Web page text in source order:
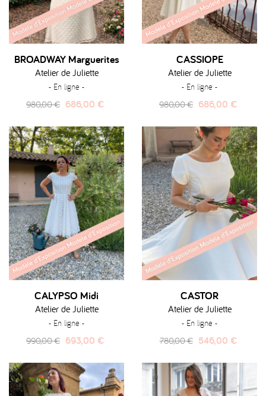
BROADWAY Marguerites
Atelier de Juliette
- En ligne -
Prix
980,00 € Prix
686,00 €
CASSIOPE
Atelier de Juliette
- En ligne -
Prix
980,00 € Prix
686,00 €
CALYPSO Midi
Atelier de Juliette
- En ligne -
Prix
990,00 € Prix
693,00 €
CASTOR
Atelier de Juliette
- En ligne -
Prix
780,00 € Prix
546,00 €